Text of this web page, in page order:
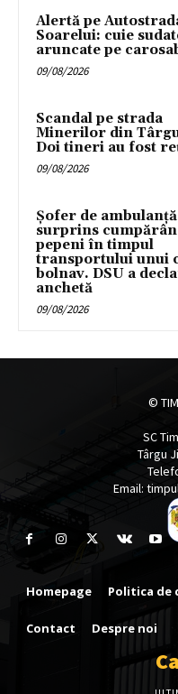
Alertă pe
Soarelui: cuie
aruncate pe
09/08/2026
Scandal pe strada
Minerilor din
Doi tineri au fost
09/08/2026
Șofer de
surprins
pepeni în timpul
transportului unui
bolnav. DSU a
anchetă
09/08/2026
©
SC
Târgu
Email:
Homepage Politica
Contact Despre noi